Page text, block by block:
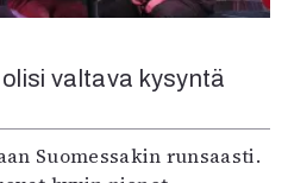
valtava kysyntä
Suomessakin runsaasti.